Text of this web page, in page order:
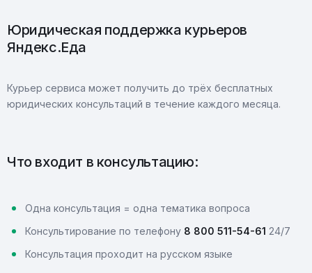
Юридическая поддержка курьеров
Яндекс.Еда
Курьер сервиса может получить до трёх бесплатных
юридических консультаций в течение каждого месяца.
Что входит в консультацию:
Одна консультация = одна тематика вопроса
Консультирование по телефону 8 800 511-54-61 24/7
Консультация проходит на русском языке